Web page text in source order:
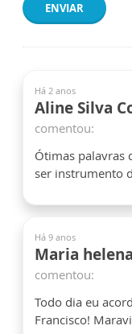
ENVIAR
Há 2 anos
Aline Silva
comentou:
Ótimas palavras
ser instrumento
Há 9 anos
Maria helena
comentou:
Todo dia eu
Francisco!